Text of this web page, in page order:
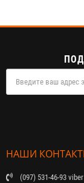
НАШИ
(097) 531-46-93 viber